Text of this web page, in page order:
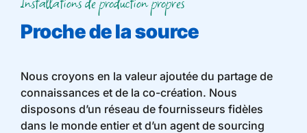
Proche de la source
Nous croyons en la valeur ajoutée du partage de
connaissances et de la co-création. Nous
disposons d’un réseau de fournisseurs fidèles
dans le monde entier et d’un agent de sourcing